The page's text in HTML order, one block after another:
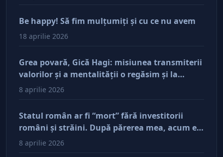
Be happy! Să fim mulţumiţi şi cu ce nu avem
18 aprilie 2026
Grea povară, Gică Hagi: misiunea transmiterii
valorilor şi a mentalităţii o regăsim şi la
antreprenorii care vor să-și lase moştenire
8 aprilie 2026
Statul român ar fi “mort” fără investitorii
români şi străini. După părerea mea, acum e
doar pe perfuzii şi încă nu face diferenţa între
8 aprilie 2026